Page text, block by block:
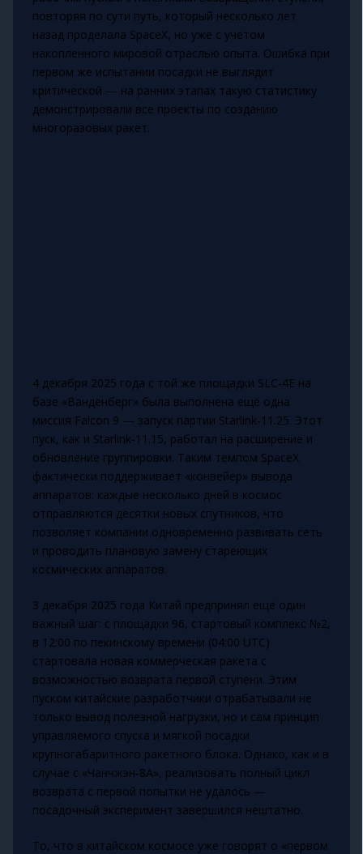
повторяя по сути путь, который несколько лет
назад проделала SpaceX, но уже с учётом
накопленного мировой отраслью опыта. Ошибка при
первом же испытании посадки не выглядит
критической — на ранних этапах такую статистику
демонстрировали все проекты по созданию
многоразовых ракет.
4 декабря 2025 года с той же площадки SLC‑4E на
базе «Ванденберг» была выполнена ещё одна
миссия Falcon 9 — запуск партии Starlink‑11.25. Этот
пуск, как и Starlink‑11.15, работал на расширение и
обновление группировки. Таким темпом SpaceX
фактически поддерживает «конвейер» вывода
аппаратов: каждые несколько дней в космос
отправляются десятки новых спутников, что
позволяет компании одновременно развивать сеть
и проводить плановую замену стареющих
космических аппаратов.
3 декабря 2025 года Китай предпринял ещё один
важный шаг: с площадки 96, стартовый комплекс №2,
в 12:00 по пекинскому времени (04:00 UTC)
стартовала новая коммерческая ракета с
возможностью возврата первой ступени. Этим
пуском китайские разработчики отрабатывали не
только вывод полезной нагрузки, но и сам принцип
управляемого спуска и мягкой посадки
крупногабаритного ракетного блока. Однако, как и в
случае с «Чанчжэн‑8А», реализовать полный цикл
возврата с первой попытки не удалось —
посадочный эксперимент завершился нештатно.
То, что в китайском космосе уже говорят о «первом